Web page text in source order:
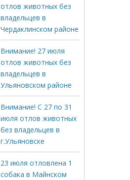
отлов животных без
владельцев в
Чердаклинском районе
Внимание! 27 июля
отлов животных без
владельцев в
Ульяновском районе
Внимание! С 27 по 31
июля отлов животных
без владельцев в
г.Ульяновске
23 июля отловлена 1
собака в Майнском